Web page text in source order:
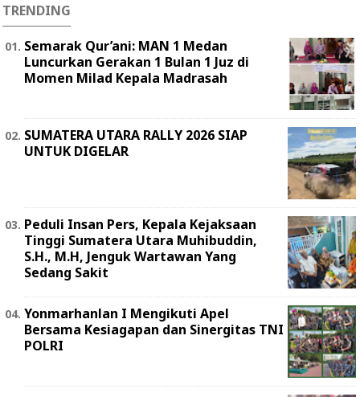
TRENDING
Semarak Qur’ani: MAN 1 Medan
Luncurkan Gerakan 1 Bulan 1 Juz di
Momen Milad Kepala Madrasah
SUMATERA UTARA RALLY 2026 SIAP
UNTUK DIGELAR
Peduli Insan Pers, Kepala Kejaksaan
Tinggi Sumatera Utara Muhibuddin,
S.H., M.H, Jenguk Wartawan Yang
Sedang Sakit
Yonmarhanlan I Mengikuti Apel
Bersama Kesiagapan dan Sinergitas TNI
POLRI